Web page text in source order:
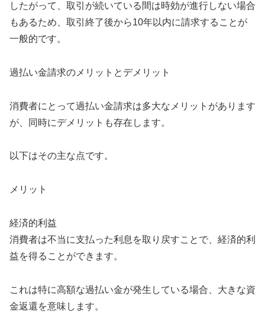
したがって、取引が続いている間は時効が進行しない場合
もあるため、取引終了後から10年以内に請求することが
一般的です。
過払い金請求のメリットとデメリット
消費者にとって過払い金請求は多大なメリットがあります
が、同時にデメリットも存在します。
以下はその主な点です。
メリット
経済的利益
消費者は不当に支払った利息を取り戻すことで、経済的利
益を得ることができます。
これは特に高額な過払い金が発生している場合、大きな資
金返還を意味します。